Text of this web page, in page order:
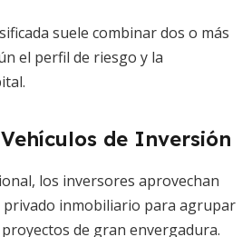
suele combinar dos o más
el perfil de riesgo y la
de Inversión
los inversores aprovechan
privado inmobiliario para agrupar
de gran envergadura.